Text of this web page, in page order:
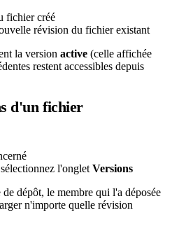
fichier créé
révision du fichier existant
la version active (celle affichée
restent accessibles depuis
d'un fichier
l'onglet Versions
dépôt, le membre qui l'a déposée
n'importe quelle révision